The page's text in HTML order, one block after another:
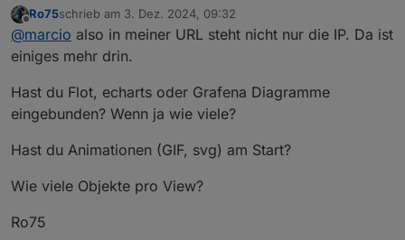
läuft über Chromium und die URL ist die IP zum Server
Offline
Ro75schrieb am 3. Dez. 2024, 09:32
zuletzt editiert von
@marcio also in meiner URL steht nicht nur die IP. Da ist
einiges mehr drin.
Hast du Flot, echarts oder Grafena Diagramme
eingebunden? Wenn ja wie viele?
Hast du Animationen (GIF, svg) am Start?
Wie viele Objekte pro View?
Ro75